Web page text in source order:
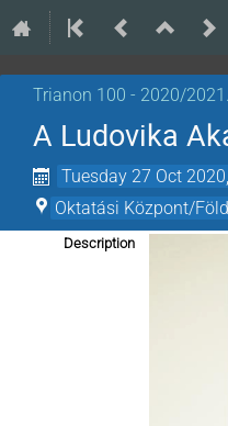
Trianon 100 - 2020/
A Ludovika
Tuesday 27 Oct
Oktatási Központ/
Description